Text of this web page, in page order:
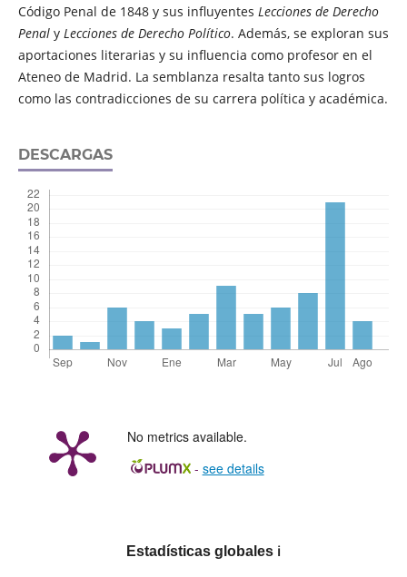
Código Penal de 1848 y sus influyentes Lecciones de Derecho
Penaly Lecciones de Derecho Político. Además, se exploran sus
aportaciones literarias y su influencia como profesor en el
Ateneo de Madrid. La semblanza resalta tanto sus logros
como las contradicciones de su carrera política y académica.
DESCARGAS
No metrics available.
- see details
Estadísticas globales ℹ️